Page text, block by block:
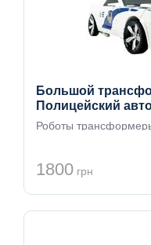
Большой
Полицейский
черный
Роботы
1800 грн